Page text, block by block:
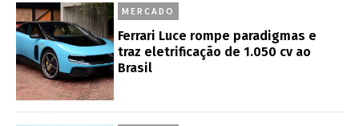
MERCADO
Ferrari Luce rompe paradigmas e
traz eletrificação de 1.050 cv ao
Brasil